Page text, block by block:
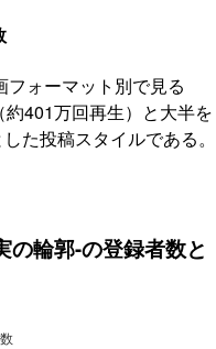
ォーマット別で見る
401万回再生）と大半を
た投稿スタイルである。
輪郭-の登録者数と